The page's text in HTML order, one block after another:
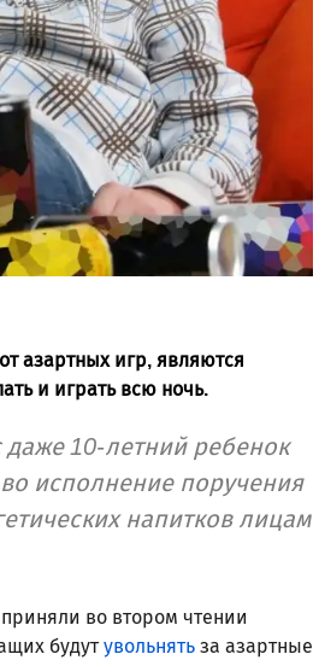
азартных игр, являются
и играть всю ночь.
даже 10-летний ребенок
исполнение поручения
напитков лицам
во втором чтении
будутувольнять за азартные